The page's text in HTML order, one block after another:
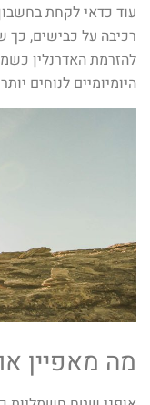
עוד כדאי לקחת
רכיבה על כבישים, כך
להזרמת האדרנלין
היומיומיים לנוחים
מה מאפיין